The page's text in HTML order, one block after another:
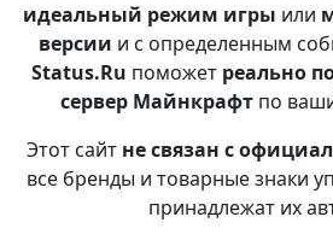
идеальный режим игры или
версии и с определенным
Status.Ru поможет реально
сервер Майнкрафт по
Этот сайт не связан с
все бренды и товарные знаки
принадлежат их